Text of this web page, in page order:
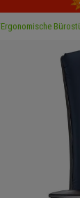
Ergonomische